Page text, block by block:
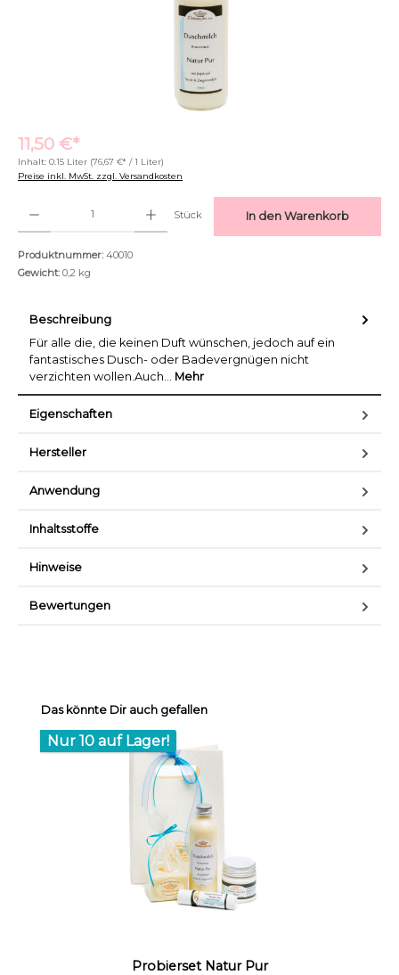
11,50 €*
Inhalt: 0.15 Liter (76,67 €* / 1 Liter)
Preise inkl. MwSt. zzgl. Versandkosten
Stück In den Warenkorb
Produktnummer: 40010
Gewicht: 0,2 kg
Beschreibung
Für alle die, die keinen Duft wünschen, jedoch auf ein
fantastisches Dusch- oder Badevergnügen nicht
verzichten wollen.Auch… Mehr
Eigenschaften
Hersteller
Anwendung
Inhaltsstoffe
Hinweise
Bewertungen
Produktgalerie überspringen
Das könnte Dir auch gefallen
Nur 10 auf Lager!
Probierset Natur Pur